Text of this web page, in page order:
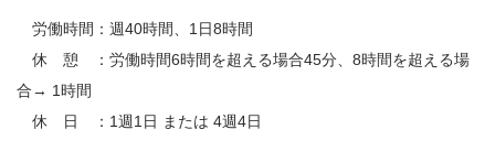
労働時間：週40時間、1日8時間
休 憩 ：労働時間6時間を超える場合45分、8時間を超える場
合→ 1時間
休 日 ：1週1日 または 4週4日